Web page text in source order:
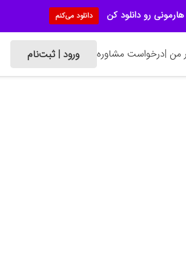
من |درخواست مشاوره ورود | ثبت‌نام
رو دانلود کن دانلود می‌کنم